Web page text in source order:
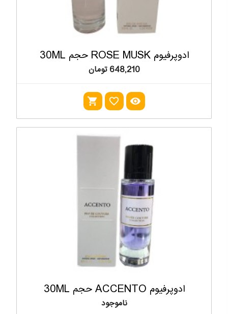
ادوپرفیوم ROSE MUSK حجم 30ML
648,210 تومان
visibility
favorite_outline
shopping_cart
ادوپرفیوم ACCENTO حجم 30ML
ناموجود